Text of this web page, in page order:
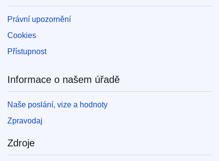
Právní upozornění
Cookies
Přístupnost
Informace o našem úřadě
Naše poslání, vize a hodnoty
Zpravodaj
Zdroje